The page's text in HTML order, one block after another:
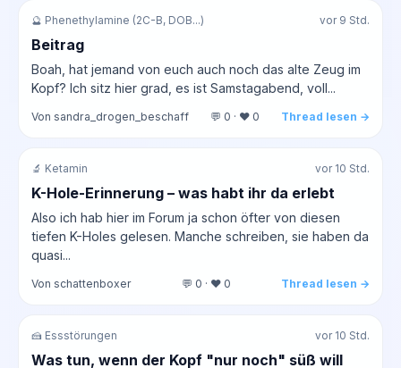
🔮 Phenethylamine (2C-B, DOB...) vor 9 Std.
Beitrag
Boah, hat jemand von euch auch noch das alte Zeug im
Kopf? Ich sitz hier grad, es ist Samstagabend, voll...
Von sandra_drogen_beschaff 💬 0 · ❤️ 0 Thread lesen →
🔬 Ketamin vor 10 Std.
K-Hole-Erinnerung – was habt ihr da erlebt
Also ich hab hier im Forum ja schon öfter von diesen
tiefen K-Holes gelesen. Manche schreiben, sie haben da
quasi...
Von schattenboxer 💬 0 · ❤️ 0 Thread lesen →
🍰 Essstörungen vor 10 Std.
Was tun, wenn der Kopf "nur noch" süß will